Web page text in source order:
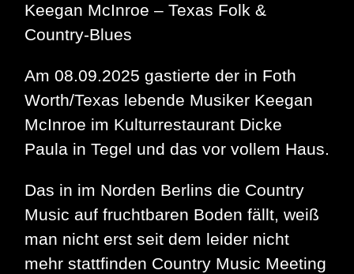
Keegan McInroe – Texas Folk &
Country-Blues
Am 08.09.2025 gastierte der in Foth
Worth/Texas lebende Musiker Keegan
McInroe im Kulturrestaurant Dicke
Paula in Tegel und das vor vollem Haus.
Das in im Norden Berlins die Country
Music auf fruchtbaren Boden fällt, weiß
man nicht erst seit dem leider nicht
mehr stattfinden Country Music Meeting